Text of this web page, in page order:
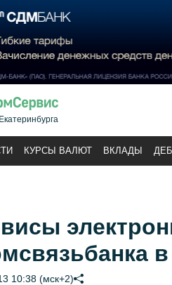
КУРСЫ ВАЛЮТ ВКЛАДЫ
в
10:38 (мск+2)